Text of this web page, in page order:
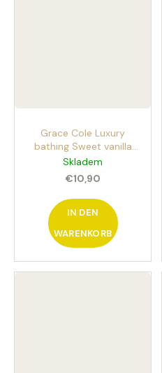
Grace Cole Luxury
bathing Sweet vanilla
bath fizzers 12pcs
sparkling bath fizzers
Sweet vanilla
Skladem
€10,90
IN DEN
WARENKORB